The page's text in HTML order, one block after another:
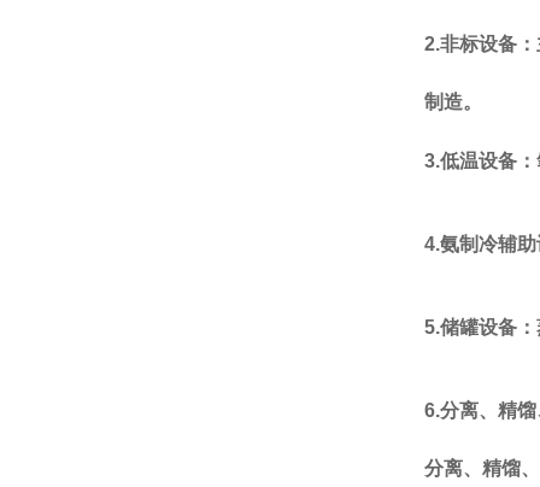
2.非标设备
制造。
3.低温设备
4.氨制冷辅
5.储罐设备
6.分离、精
分离、精馏